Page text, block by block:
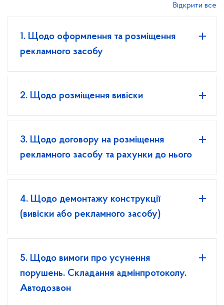
Відкрити все
1. Щодо оформлення та розміщення
рекламного засобу
2. Щодо розміщення вивіски
3. Щодо договору на розміщення
рекламного засобу та рахунки до нього
4. Щодо демонтажу конструкції
(вивіски або рекламного засобу)
5. Щодо вимоги про усунення
порушень. Складання адмінпротоколу.
Автодозвон